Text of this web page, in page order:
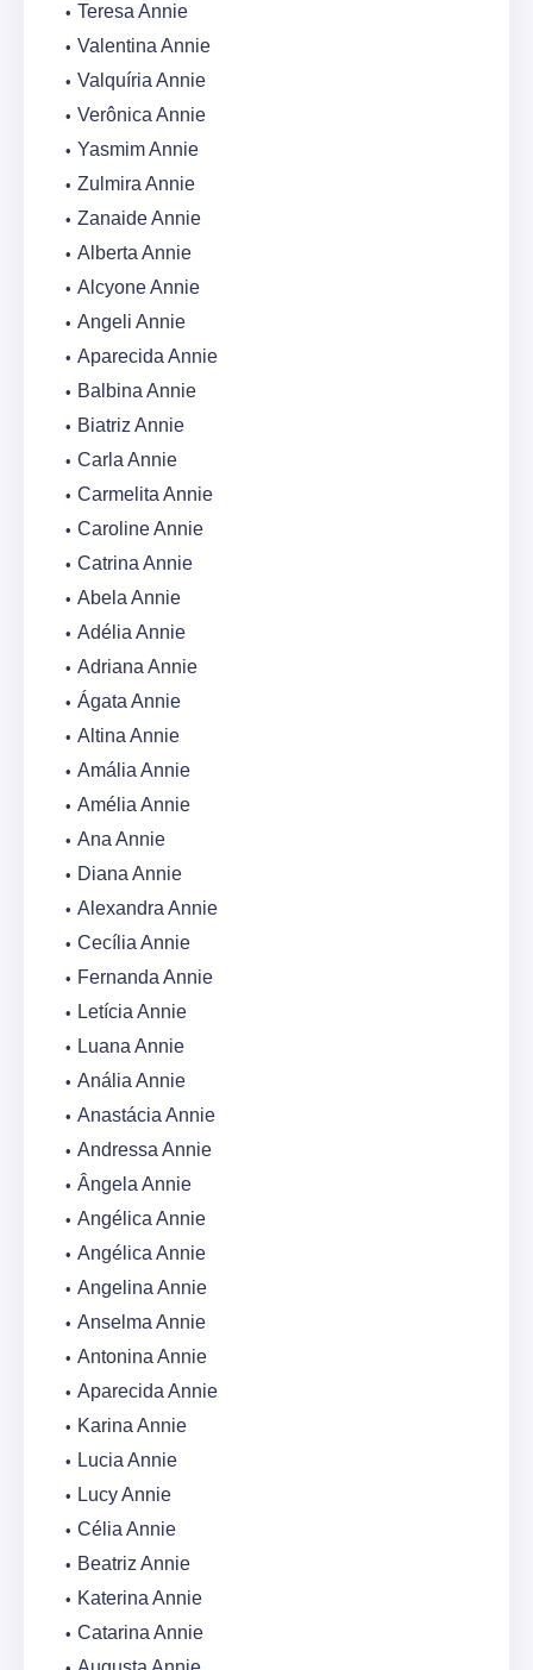
Teresa Annie
Valentina Annie
Valquíria Annie
Verônica Annie
Yasmim Annie
Zulmira Annie
Zanaide Annie
Alberta Annie
Alcyone Annie
Angeli Annie
Aparecida Annie
Balbina Annie
Biatriz Annie
Carla Annie
Carmelita Annie
Caroline Annie
Catrina Annie
Abela Annie
Adélia Annie
Adriana Annie
Ágata Annie
Altina Annie
Amália Annie
Amélia Annie
Ana Annie
Diana Annie
Alexandra Annie
Cecília Annie
Fernanda Annie
Letícia Annie
Luana Annie
Anália Annie
Anastácia Annie
Andressa Annie
Ângela Annie
Angélica Annie
Angélica Annie
Angelina Annie
Anselma Annie
Antonina Annie
Aparecida Annie
Karina Annie
Lucia Annie
Lucy Annie
Célia Annie
Beatriz Annie
Katerina Annie
Catarina Annie